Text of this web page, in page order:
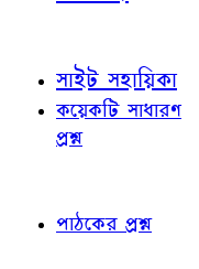
সাইট সহায়িকা
কয়েকটি সাধারণ
প্রশ্ন
পাঠকের প্রশ্ন